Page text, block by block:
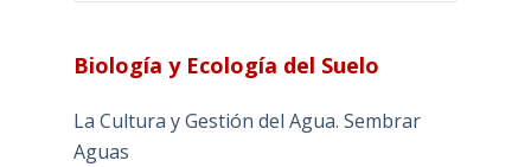
Biología y Ecología del Suelo
La Cultura y Gestión del Agua. Sembrar
Aguas